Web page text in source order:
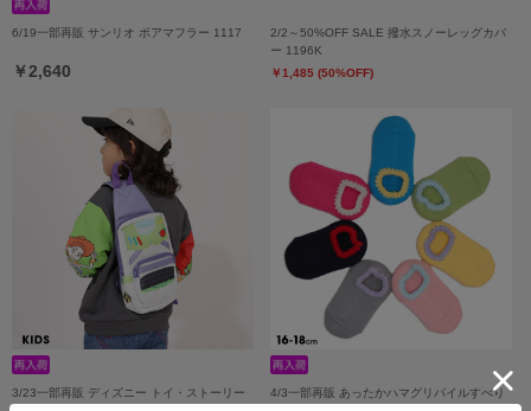
6/19一部再販 サンリオ ボアマフラー 1117
￥2,640
2/2～50%OFF SALE 撥水スノーレッグカバ
ー 1196K
￥1,485 (50%OFF)
3/23一部再販 ディズニー トイ・ストーリー
4/3一部再販 あったかハマグリパイルすべり